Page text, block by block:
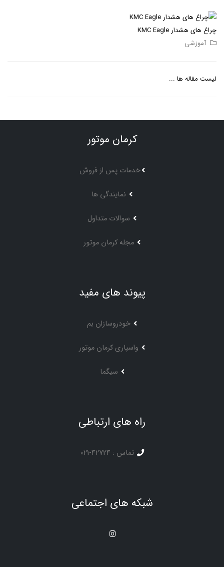
چراغ های هشدار KMC Eagle
آموزشی
لیست مقاله ها ...
کرمان موتور
خدمات پس از فروش
نمایندگی ها
سوالات متداول
مجله کرمان موتور
پیوند های مفید
خودروسازان بم
واسپاری کرمان موتور
سیگما
راه های ارتباطی
021-42724 : تماس
شبکه های اجتماعی